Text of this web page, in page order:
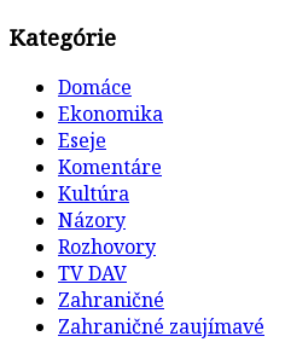
Kategórie
Domáce
Ekonomika
Eseje
Komentáre
Kultúra
Názory
Rozhovory
TV DAV
Zahraničné
Zahraničné zaujímavé